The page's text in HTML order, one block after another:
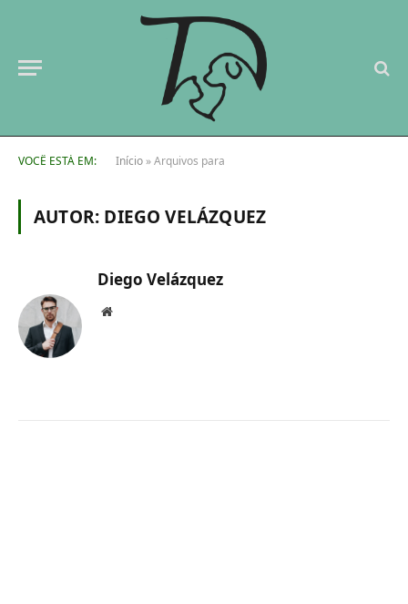
VOCÊ ESTÁ EM: Início »Arquivos para
AUTOR: DIEGO VELÁZQUEZ
Diego Velázquez
Website